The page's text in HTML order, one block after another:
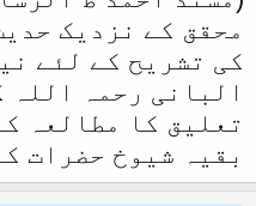
محقق کے نزدیک
کی تشریح کے لئے
البانی رحمہ اللہ
تعلیق کا مطالعہ
بقیہ شیوخ حضرات